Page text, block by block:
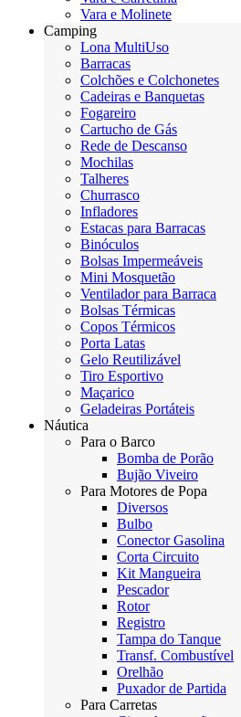
Vara e Molinete
Camping
Lona MultiUso
Barracas
Colchões e Colchonetes
Cadeiras e Banquetas
Fogareiro
Cartucho de Gás
Rede de Descanso
Mochilas
Talheres
Churrasco
Infladores
Estacas para Barracas
Binóculos
Bolsas Impermeáveis
Mini Mosquetão
Ventilador para Barraca
Bolsas Térmicas
Copos Térmicos
Porta Latas
Gelo Reutilizável
Tiro Esportivo
Maçarico
Geladeiras Portáteis
Náutica
Para o Barco
Bomba de Porão
Bujão Viveiro
Para Motores de Popa
Diversos
Bulbo
Conector Gasolina
Corta Circuito
Kit Mangueira
Pescador
Rotor
Registro
Tampa do Tanque
Transf. Combustível
Orelhão
Puxador de Partida
Para Carretas